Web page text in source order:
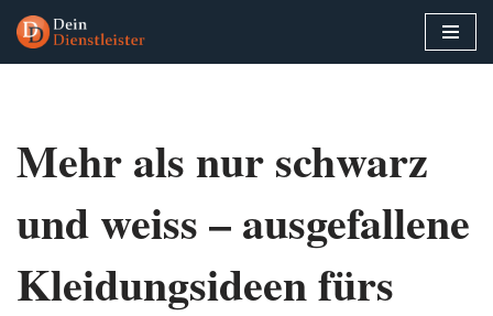
Zum
Mehr als nur schwarz
und weiss – ausgefallene
Kleidungsideen fürs